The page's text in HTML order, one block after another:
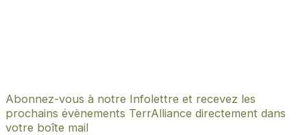
Abonnez-vous à notre Infolettre et recevez les
prochains évènements TerrAlliance directement dans
votre boîte mail